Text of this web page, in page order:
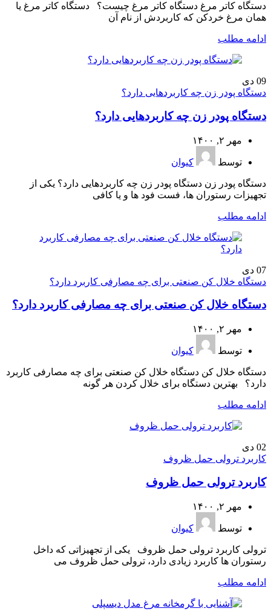
دستگاه کاتر مرغ دستگاه کاتر مرغ چیست؟ دستگاه کاتر مرغ یا
همان مرغ خردکن که کاربردش از نام آن
ادامه مطلب
09 دی
دستگاه پودر زن چه کاربردهایی دارد؟
دستگاه پودر زن چه کاربردهایی دارد؟
مهر ۲, ۱۴۰۰
توسط کیوان
دستگاه پودر زن دستگاه پودر زن چه کاربردهایی دارد؟ یکی از
تجهیزات رستوران ها، فست فود ها و یا کافی
ادامه مطلب
07 دی
دستگاه خلال کن صنعتی برای چه مصارفی کاربرد دارد؟
دستگاه خلال کن صنعتی برای چه مصارفی کاربرد دارد؟
مهر ۲, ۱۴۰۰
توسط کیوان
دستگاه خلال کن دستگاه خلال کن صنعتی برای چه مصارفی کاربرد
دارد؟ بهترین دستگاه برای خلال کردن هر گونه
ادامه مطلب
02 دی
کاربرد ترولی حمل ظروف
کاربرد ترولی حمل ظروف
مهر ۲, ۱۴۰۰
توسط کیوان
ترولی کاربرد ترولی حمل ظروف یکی از تجهیزاتی که داخل
رستوران ها کاربرد زیادی دارد، ترولی حمل ظروف می
ادامه مطلب